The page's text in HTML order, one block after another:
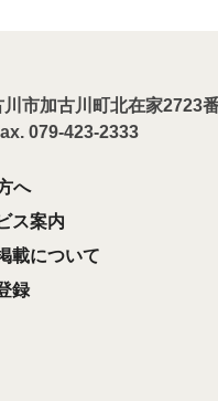
市加古川町北在家2723
079-423-2333
へ
ス案内
載について
録